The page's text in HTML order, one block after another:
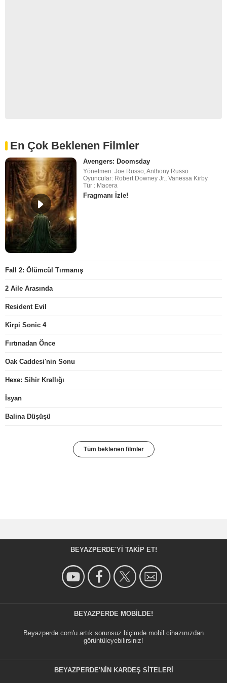
En Çok Beklenen Filmler
Avengers: Doomsday
Yönetmen: Joe Russo, Anthony Russo
Oyuncular: Robert Downey Jr., Vanessa Kirby
Tür : Macera
Fragmanı İzle!
Fall 2: Ölümcül Tırmanış
2 Aile Arasında
Resident Evil
Kirpi Sonic 4
Fırtınadan Önce
Oak Caddesi'nin Sonu
Hexe: Sihir Krallığı
İsyan
Balina Düşüşü
Tüm beklenen filmler
BEYAZPERDE'YI TAKIP ET!
BEYAZPERDE MOBILDE!
Beyazperde.com'u artık sorunsuz biçimde mobil cihazınızdan
görüntüleyebilirsiniz!
BEYAZPERDE'NIN KARDEŞ SİTELERİ